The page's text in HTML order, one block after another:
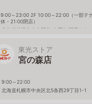
9:00～23:00 2F 10:00～22:00（一部テ
休・21:00閉店）
北海道札幌市中央区北1条西24丁目4-1
東光ストア
宮の森店
9:00～22:00
北海道札幌市中央区北5条西29丁目1-1